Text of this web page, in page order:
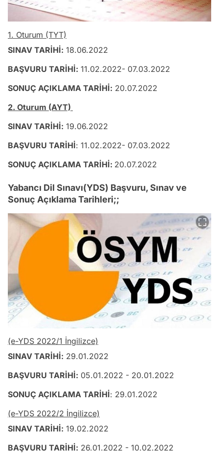
1. Oturum (TYT)
SINAV TARİHİ: 18.06.2022
BAŞVURU TARİHİ: 11.02.2022- 07.03.2022
SONUÇ AÇIKLAMA TARİHİ: 20.07.2022
2. Oturum (AYT)
SINAV TARİHİ: 19.06.2022
BAŞVURU TARİHİ: 11.02.2022- 07.03.2022
SONUÇ AÇIKLAMA TARİHİ: 20.07.2022
Yabancı Dil Sınavı(YDS) Başvuru, Sınav ve
Sonuç Açıklama Tarihleri;;
(e-YDS 2022/1 İngilizce)
SINAV TARİHİ: 29.01.2022
BAŞVURU TARİHİ: 05.01.2022 - 20.01.2022
SONUÇ AÇIKLAMA TARİHİ: 29.01.2022
(e-YDS 2022/2 İngilizce)
SINAV TARİHİ: 19.02.2022
BAŞVURU TARİHİ: 26.01.2022 - 10.02.2022